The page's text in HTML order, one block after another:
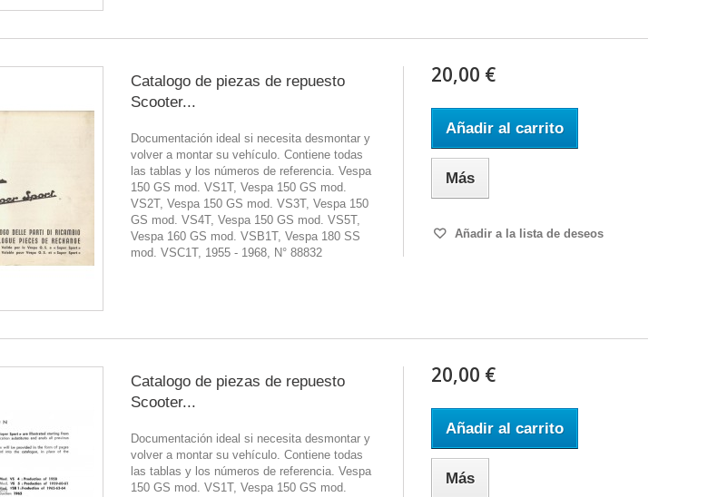
Catalogo de piezas de repuesto
Scooter...
Documentación ideal si necesita desmontar y
volver a montar su vehículo. Contiene todas
las tablas y los números de referencia. Vespa
150 GS mod. VS1T, Vespa 150 GS mod.
VS2T, Vespa 150 GS mod. VS3T, Vespa 150
GS mod. VS4T, Vespa 150 GS mod. VS5T,
Vespa 160 GS mod. VSB1T, Vespa 180 SS
mod. VSC1T, 1955 - 1968, N° 88832
20,00 €
Añadir al carrito
Más
Añadir a la lista de deseos
Catalogo de piezas de repuesto
Scooter...
Documentación ideal si necesita desmontar y
volver a montar su vehículo. Contiene todas
las tablas y los números de referencia. Vespa
150 GS mod. VS1T, Vespa 150 GS mod.
20,00 €
Añadir al carrito
Más